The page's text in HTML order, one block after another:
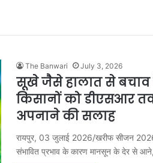
The Banwari July 3, 2026
सूखे जैसे हालात से
किसानों को डीएसआर
अपनाने की सलाह
रायपुर, 03 जुलाई 2026/खरीफ सीजन
संभावित प्रभाव के कारण मानसून के देर से